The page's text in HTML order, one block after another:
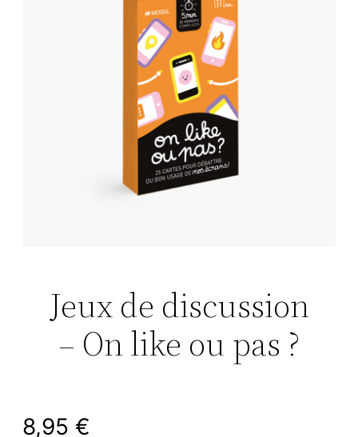
Jeux de discussion
– On like ou pas ?
8,95 €